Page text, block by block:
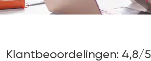
Klantbeoordelingen: 4,8/5